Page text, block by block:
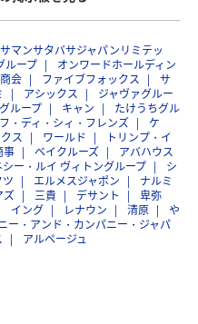
サマンサタバサジャパンリミテッ
ループ
オンワードホールディン
会 ファイブフォックス
サ
アシックス
ジャヴァグルー
ループ キャン
たけうちグル
・ディ・シィ・フレンズ
ケ
ス ワールド
トリンプ・イ
事 ベイクルーズ
アバハウス
ー・ルイ ヴィトングループ
シ
エルメスジャポン
ナルミ
ズ 三貴 デサント
卑弥
イング レナウン 清原
や
ー・アンド・カンパニー・ジャパ
アルページュ